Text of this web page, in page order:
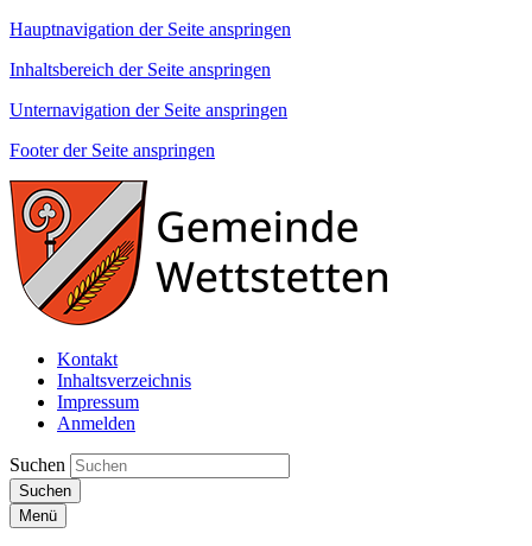
Hauptnavigation der Seite anspringen
Inhaltsbereich der Seite anspringen
Unternavigation der Seite anspringen
Footer der Seite anspringen
Kontakt
Inhaltsverzeichnis
Impressum
Anmelden
Suchen
Suchen
Menü